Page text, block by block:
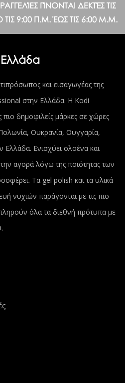
ΓΊΝΟΝΤΑΙ ΔΕΚΤΈΣ ΤΙΣ
9:00 Π.Μ. ΈΩΣ ΤΙΣ 6:00 Μ.Μ.
και εισαγωγέας της
στην Ελλάδα. Η Kodi
πιο δημοφιλείς μάρκες σε χώρες
Ουκρανία, Ουγγαρία,
Ελλάδα. Ενισχύει ολοένα και
αγορά λόγω της ποιότητας των
Τα gel polish και τα υλικά
νυχιών παράγονται με τις πιο
όλα τα διεθνή πρότυπα με